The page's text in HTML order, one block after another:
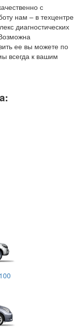
с
нам – в техцентре
диагностических
ее вы можете по
всегда к вашим